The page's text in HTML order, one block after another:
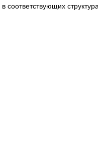
соответствующих